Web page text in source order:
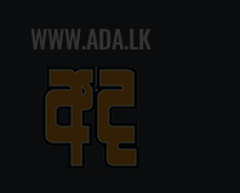
WWW.ADA.LK